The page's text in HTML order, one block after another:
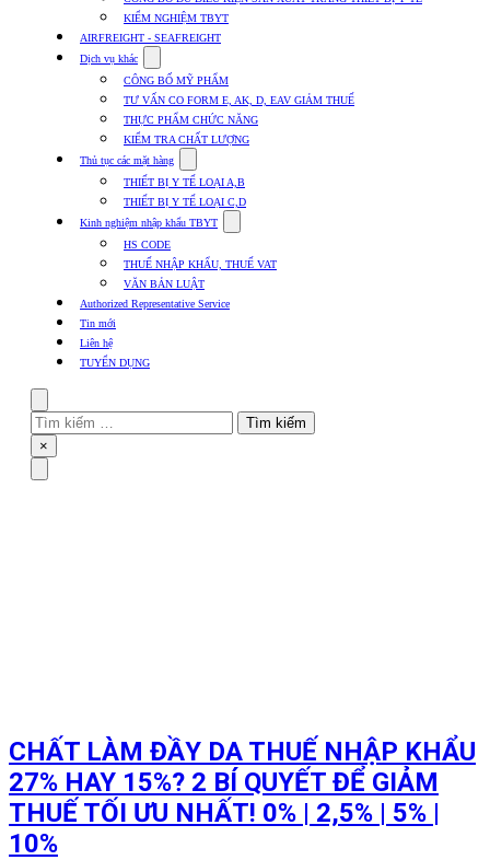
Dịch
vụ
xuất
TBYT
KIỂM NGHIỆM TBYT
AIRFREIGHT - SEAFREIGHT
Dịch vụ khác
submenu
for
Dịch
vụ
khác
CÔNG BỐ MỸ PHẨM
TƯ VẤN CO FORM E, AK, D, EAV GIẢM THUẾ
THỰC PHẨM CHỨC NĂNG
KIỂM TRA CHẤT LƯỢNG
Thủ tục các mặt hàng
submenu
for
Thủ
tục
mặt
hàng
THIẾT BỊ Y TẾ LOẠI A,B
THIẾT BỊ Y TẾ LOẠI C,D
Kinh nghiệm nhập khẩu TBYT
submenu
Kinh
HS CODE
THUẾ NHẬP KHẨU, THUẾ VAT
VĂN BẢN LUẬT
Authorized Representative Service
Tin mới
Liên hệ
TUYỂN DỤNG
Tìm
kiếm
cho:
Close
×
CHẤT LÀM ĐẦY DA THUẾ NHẬP KHẨU
27% HAY 15%? 2 BÍ QUYẾT ĐỂ GIẢM
THUẾ TỐI ƯU NHẤT! 0% | 2,5% | 5% |
10%